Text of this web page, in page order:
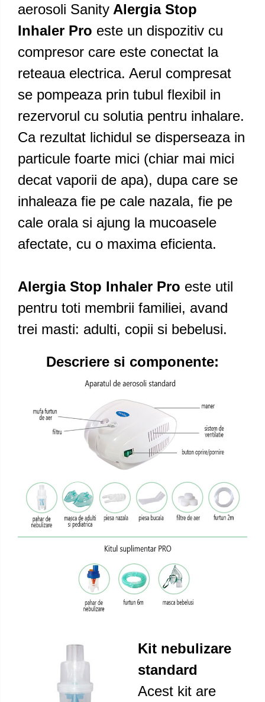
aerosoli Sanity Alergia Stop
Inhaler Pro este un dispozitiv cu
compresor care este conectat la
reteaua electrica. Aerul compresat
se pompeaza prin tubul flexibil in
rezervorul cu solutia pentru inhalare.
Ca rezultat lichidul se disperseaza in
particule foarte mici (chiar mai mici
decat vaporii de apa), dupa care se
inhaleaza fie pe cale nazala, fie pe
cale orala si ajung la mucoasele
afectate, cu o maxima eficienta.
Alergia Stop Inhaler Pro este util
pentru toti membrii familiei, avand
trei masti: adulti, copii si bebelusi.
Descriere si componente:
Kit nebulizare
standard
Acest kit are